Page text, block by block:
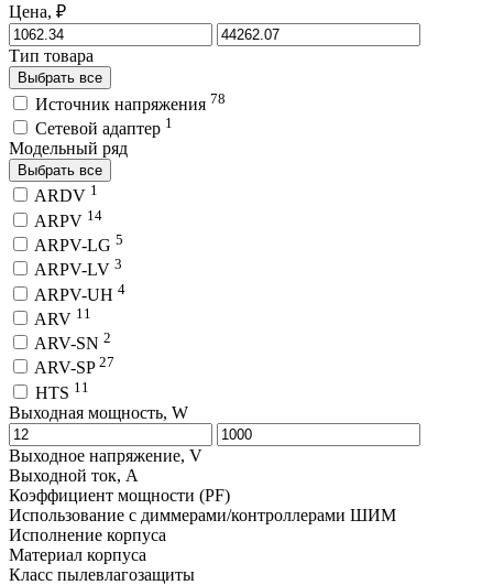
Цена, ₽
Тип товара
Выбрать все
Источник напряжения 78
Сетевой адаптер 1
Модельный ряд
Выбрать все
ARDV 1
ARPV 14
ARPV-LG 5
ARPV-LV 3
ARPV-UH 4
ARV 11
ARV-SN 2
ARV-SP 27
HTS 11
Выходная мощность, W
Выходное напряжение, V
Выходной ток, A
Коэффициент мощности (PF)
Использование с диммерами/контроллерами ШИМ
Исполнение корпуса
Материал корпуса
Класс пылевлагозащиты